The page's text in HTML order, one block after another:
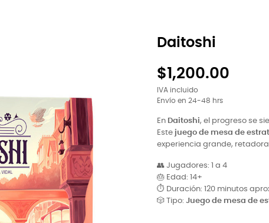
Daitoshi
$1,200.00
IVA incluido
Envío en 24-48 hrs
En Daitoshi, el progreso se
Este juego de mesa de
experiencia grande,
👥 Jugadores: 1 a 4
🎂 Edad: 14+
⏱ Duración: 120 minutos
🎲 Tipo: Juego de mesa de